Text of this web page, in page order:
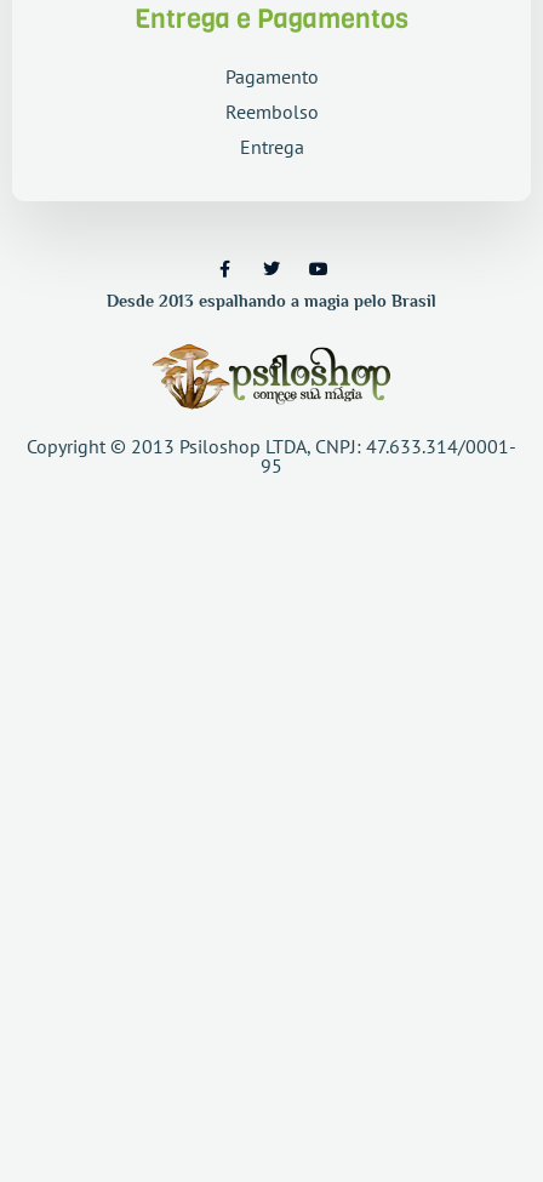
Entrega e Pagamentos
Pagamento
Reembolso
Entrega
Desde 2013 espalhando a magia pelo Brasil
Copyright © 2013 Psiloshop LTDA, CNPJ: 47.633.314/0001-
95